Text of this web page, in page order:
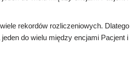
rekordów rozliczeniowych. Dlatego
do wielu między encjami Pacjent i